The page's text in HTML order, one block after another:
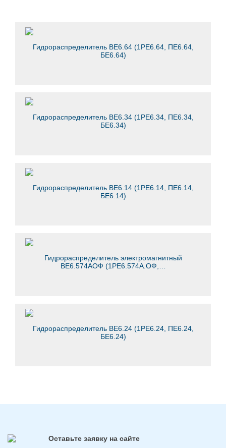
Гидрораспределитель ВЕ6.64 (1РЕ6.64, ПЕ6.64,
БЕ6.64)
Гидрораспределитель ВЕ6.34 (1РЕ6.34, ПЕ6.34,
БЕ6.34)
Гидрораспределитель ВЕ6.14 (1РЕ6.14, ПЕ6.14,
БЕ6.14)
Гидрораспределитель электромагнитный
ВЕ6.574АОФ (1РЕ6.574А.ОФ,…
Гидрораспределитель ВЕ6.24 (1РЕ6.24, ПЕ6.24,
БЕ6.24)
Оставьте заявку на сайте